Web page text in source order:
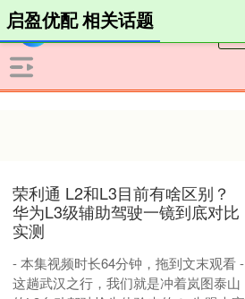
启盈优配 相关话题
荣利通 L2和L3目前有啥区别？
华为L3级辅助驾驶一镜到底对比
实测
- 本集视频时长64分钟，拖到文末观看 -
这趟武汉之行，我们就是冲着岚图泰山